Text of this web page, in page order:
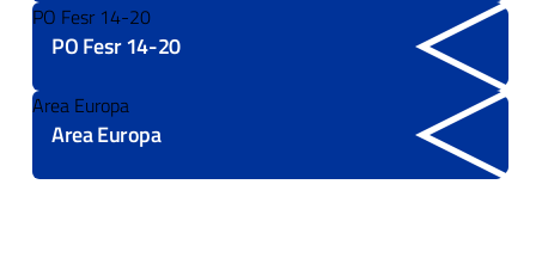
PO Fesr 14-20
PO Fesr 14-20
Area Europa
Area Europa